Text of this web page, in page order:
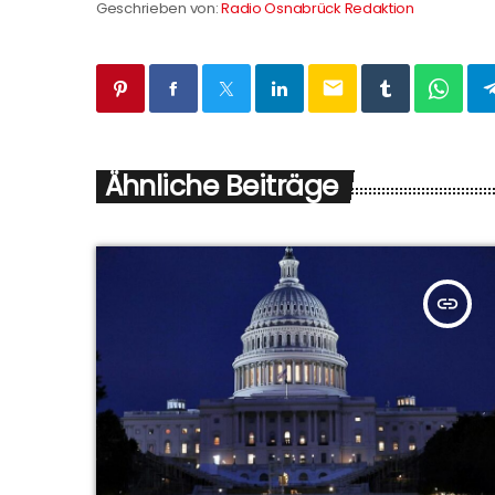
Geschrieben von:Radio Osnabrück Redaktion
email
Ähnliche Beiträge
insert_link